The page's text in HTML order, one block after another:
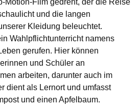
Motion-Film gedreht, der die Reise
und die langen
Kleidung beleuchtet.
Wahlpflichtunterricht namens
gerufen. Hier können
und Schüler an
arbeiten, darunter auch im
dient als Lernort und umfasst
und einen Apfelbaum.